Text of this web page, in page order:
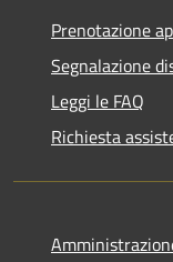
Prenotazione
Segnalazione
Leggi le FAQ
Richiesta